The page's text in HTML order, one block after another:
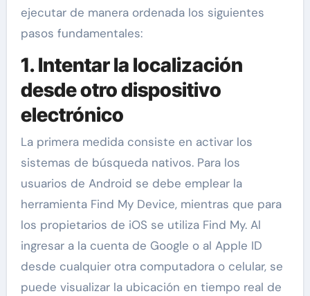
ejecutar de manera ordenada los siguientes
pasos fundamentales:
1. Intentar la localización
desde otro dispositivo
electrónico
La primera medida consiste en activar los
sistemas de búsqueda nativos. Para los
usuarios de Android se debe emplear la
herramienta Find My Device, mientras que para
los propietarios de iOS se utiliza Find My. Al
ingresar a la cuenta de Google o al Apple ID
desde cualquier otra computadora o celular, se
puede visualizar la ubicación en tiempo real de